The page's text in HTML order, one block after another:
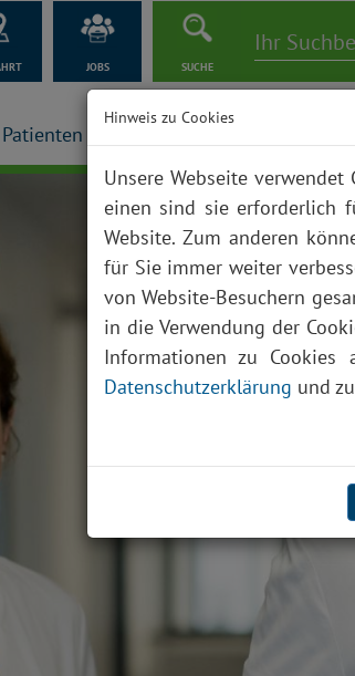
JOBS SUCHE
Patienten + Besucher
Hinweis zu Cookies
Unsere Webseite
einen sind sie erforderlich
Website. Zum anderen
für Sie immer weiter
von Website-Besuchern
in die Verwendung der
Informationen zu
Datenschutzerklärung und